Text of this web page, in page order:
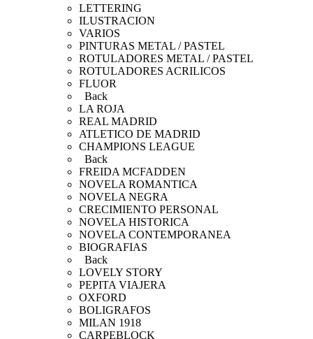
LETTERING
ILUSTRACION
VARIOS
PINTURAS METAL / PASTEL
ROTULADORES METAL / PASTEL
ROTULADORES ACRILICOS
FLUOR
Back
LA ROJA
REAL MADRID
ATLETICO DE MADRID
CHAMPIONS LEAGUE
Back
FREIDA MCFADDEN
NOVELA ROMANTICA
NOVELA NEGRA
CRECIMIENTO PERSONAL
NOVELA HISTORICA
NOVELA CONTEMPORANEA
BIOGRAFIAS
Back
LOVELY STORY
PEPITA VIAJERA
OXFORD
BOLIGRAFOS
MILAN 1918
CARPEBLOCK